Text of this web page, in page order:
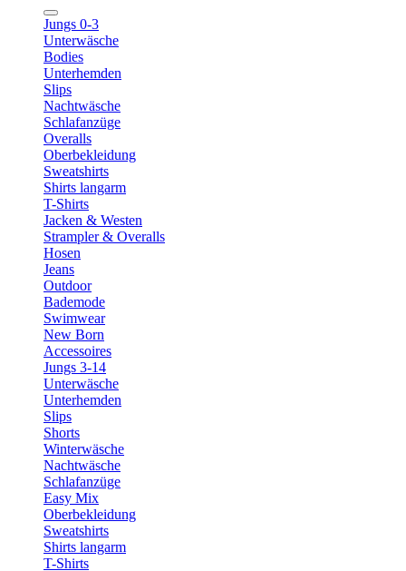
Jungs 0-3
Unterwäsche
Bodies
Unterhemden
Slips
Nachtwäsche
Schlafanzüge
Overalls
Oberbekleidung
Sweatshirts
Shirts langarm
T-Shirts
Jacken & Westen
Strampler & Overalls
Hosen
Jeans
Outdoor
Bademode
Swimwear
New Born
Accessoires
Jungs 3-14
Unterwäsche
Unterhemden
Slips
Shorts
Winterwäsche
Nachtwäsche
Schlafanzüge
Easy Mix
Oberbekleidung
Sweatshirts
Shirts langarm
T-Shirts